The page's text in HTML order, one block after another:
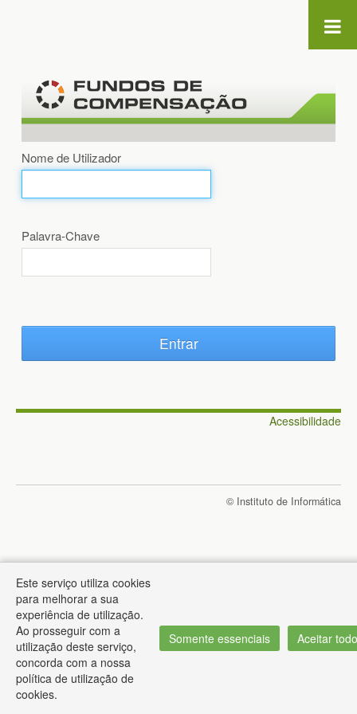
Nome de Utilizador
Palavra-Chave
Entrar
Acessibilidade
© Instituto de Informática
Este serviço utiliza cookies
para melhorar a sua
experiência de utilização.
Ao prosseguir com a
utilização deste serviço,
concorda com a nossa
política de utilização de
cookies.
Somente essenciais Aceitar